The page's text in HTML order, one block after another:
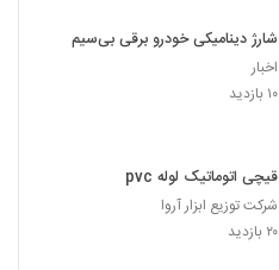
شارژ دینامیکی خودرو برقی بی‌سیم
اخبار
۱۰ بازدید
قیچی اتوماتیک لوله pvc
شرکت توزیع ابزار آروا
۲۰ بازدید